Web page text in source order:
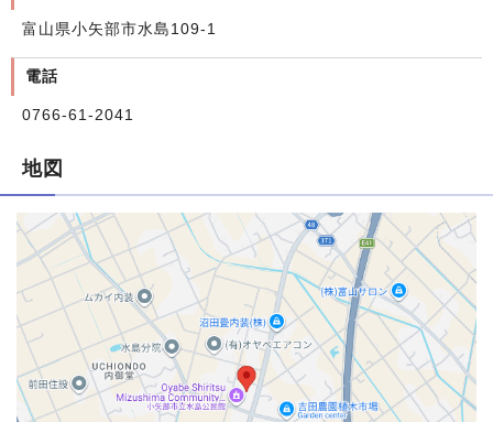
富山県小矢部市水島109-1
電話
0766-61-2041
地図